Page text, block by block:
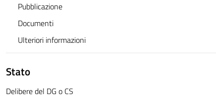
Pubblicazione
Documenti
Ulteriori informazioni
Stato
Delibere del DG o CS